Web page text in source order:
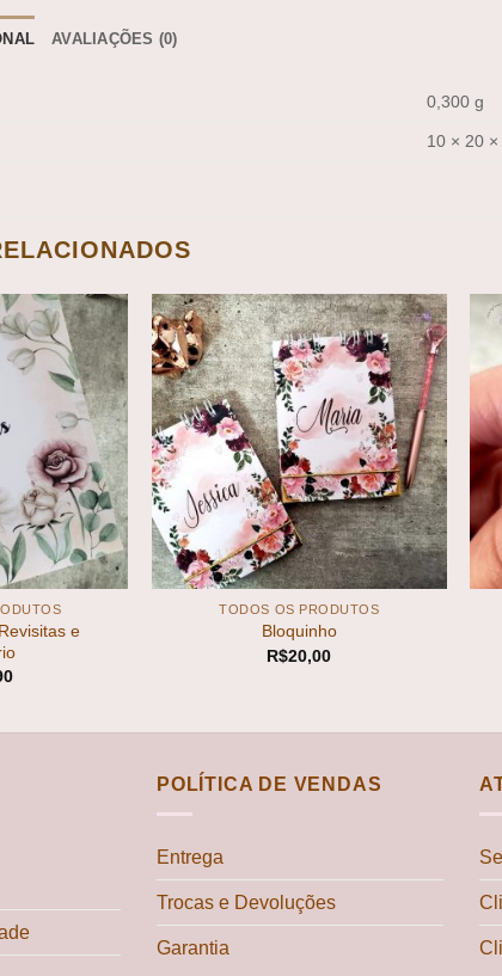
AVALIAÇÕES (0)
0,300 g
10 × 20 ×
Add to
wishlist
e
Add to
wishlist
+
TODOS OS PRODUTOS
Bloquinho
R$20,00
POLÍTICA DE VENDAS
Entrega
Trocas e Devoluções
Garantia